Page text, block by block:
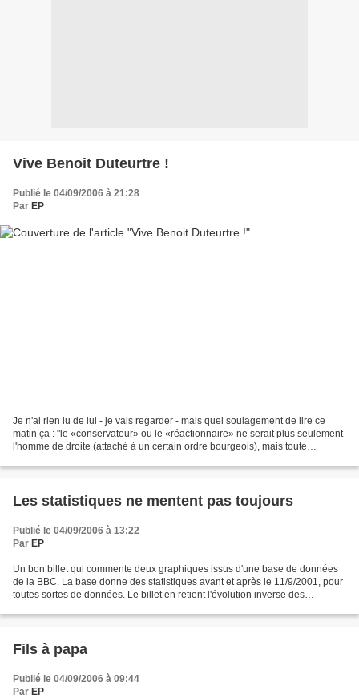
Vive Benoit Duteurtre !
Publié le 04/09/2006 à 21:28
Par EP
Je n'ai rien lu de lui - je vais regarder - mais quel soulagement de lire ce
matin ça : "le «conservateur» ou le «réactionnaire» ne serait plus seulement
l'homme de droite (attaché à un certain ordre bourgeois), mais toute
Les statistiques ne mentent pas toujours
Publié le 04/09/2006 à 13:22
Par EP
Un bon billet qui commente deux graphiques issus d'une base de données
de la BBC. La base donne des statistiques avant et après le 11/9/2001, pour
toutes sortes de données. Le billet en retient l'évolution inverse des
Fils à papa
Publié le 04/09/2006 à 09:44
Par EP